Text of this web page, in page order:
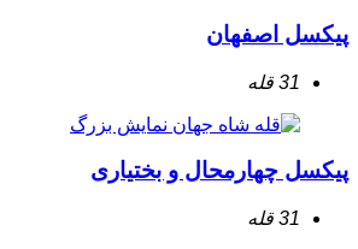
پیکسل اصفهان
31 قله
نمایش بزرگ
پیکسل چهارمحال و بختیاری
31 قله